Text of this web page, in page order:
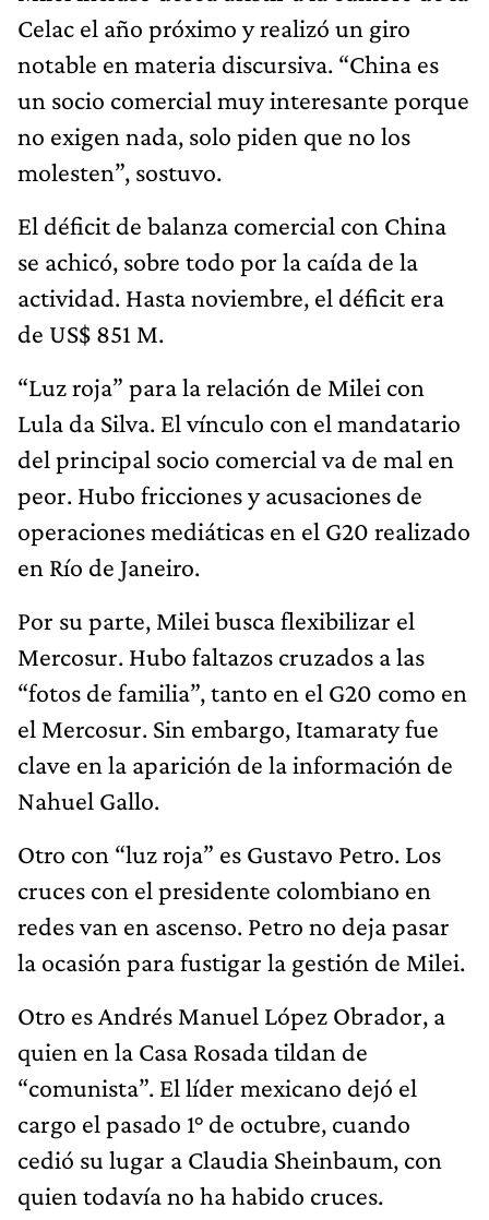
Celac el año próximo y realizó un giro
notable en materia discursiva. “China es
un socio comercial muy interesante porque
no exigen nada, solo piden que no los
molesten”, sostuvo.
El déficit de balanza comercial con China
se achicó, sobre todo por la caída de la
actividad. Hasta noviembre, el déficit era
de US$ 851 M.
“Luz roja” para la relación de Milei con
Lula da Silva. El vínculo con el mandatario
del principal socio comercial va de mal en
peor. Hubo fricciones y acusaciones de
operaciones mediáticas en el G20 realizado
en Río de Janeiro.
Por su parte, Milei busca flexibilizar el
Mercosur. Hubo faltazos cruzados a las
“fotos de familia”, tanto en el G20 como en
el Mercosur. Sin embargo, Itamaraty fue
clave en la aparición de la información de
Nahuel Gallo.
Otro con “luz roja” es Gustavo Petro. Los
cruces con el presidente colombiano en
redes van en ascenso. Petro no deja pasar
la ocasión para fustigar la gestión de Milei.
Otro es Andrés Manuel López Obrador, a
quien en la Casa Rosada tildan de
“comunista”. El líder mexicano dejó el
cargo el pasado 1° de octubre, cuando
cedió su lugar a Claudia Sheinbaum, con
quien todavía no ha habido cruces.